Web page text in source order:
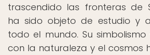
trascendido las fronteras de
ha sido objeto de estudio y
todo el mundo. Su simbolismo
con la naturaleza y el cosmos